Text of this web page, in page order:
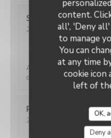
content.
all', 'Deny
to manage
You can
at any time
cookie
left of
OK,
Deny
Sylviane R
2026-05-25- 13:00 -
5/5 Ambiance: 5/
Accueil parfait. Accueil
délicieux et raffinés.
Romane
2026-05-21
- 20:45 -
Ambiance:5/